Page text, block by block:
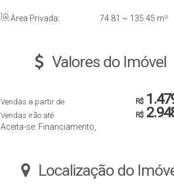
Área Privada: 74 .81 ~ 135 .45 m²
Valores do Imóvel
R$
Vendas a partir de
R$
Vendas irão até
Aceita-se: Financiamento,
Localização do